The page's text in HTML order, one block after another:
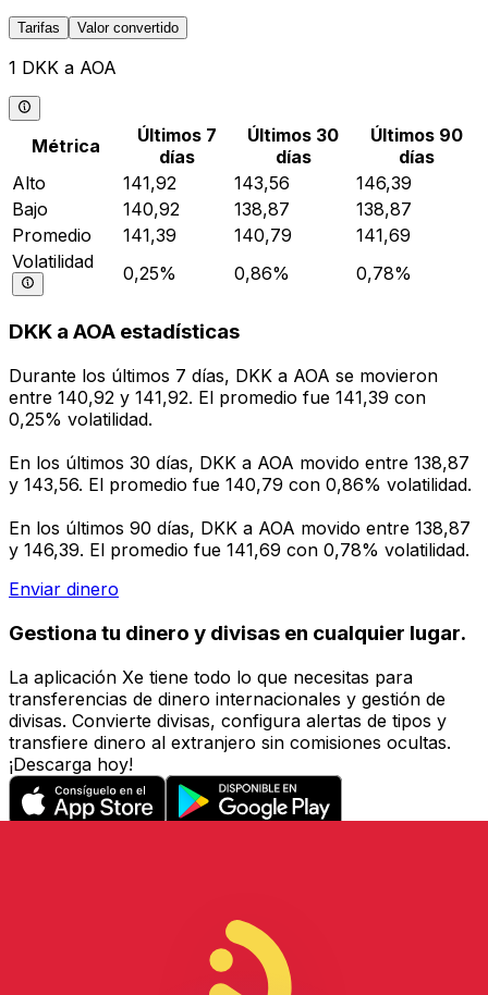
Tarifas Valor convertido
1 DKK a AOA
Métrica
Últimos 7
días
Últimos 30
días
Últimos 90
días
Alto
141,92 143,56
146,39
Bajo
140,92 138,87
138,87
Promedio
141,39 140,79
141,69
Volatilidad
0,25% 0,86% 0,78%
DKK a AOA estadísticas
Durante los últimos 7 días, DKK a AOA se movieron
entre 140,92 y 141,92. El promedio fue 141,39 con
0,25% volatilidad.
En los últimos 30 días, DKK a AOA movido entre 138,87
y 143,56. El promedio fue 140,79 con 0,86% volatilidad.
En los últimos 90 días, DKK a AOA movido entre 138,87
y 146,39. El promedio fue 141,69 con 0,78% volatilidad.
Enviar dinero
Gestiona tu dinero y divisas en cualquier lugar.
La aplicación Xe tiene todo lo que necesitas para
transferencias de dinero internacionales y gestión de
divisas. Convierte divisas, configura alertas de tipos y
transfiere dinero al extranjero sin comisiones ocultas.
¡Descarga hoy!